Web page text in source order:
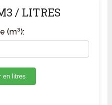
/ LITRES
(m³):
en litres